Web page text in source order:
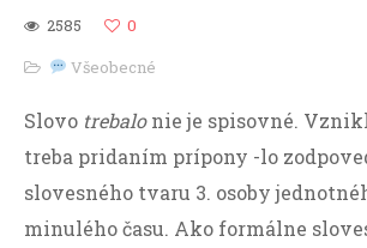
2585
0
Všeobecné
Slovo trebalonie je spisovné.
treba pridaním prípony -lo
slovesného tvaru 3. osoby
minulého času. Ako formálne